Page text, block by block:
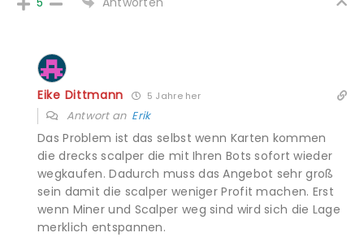
Eike Dittmann 5 Jahre her
Antwort an Erik
Das Problem ist das selbst wenn Karten kommen
die drecks scalper die mit Ihren Bots sofort wieder
wegkaufen. Dadurch muss das Angebot sehr groß
sein damit die scalper weniger Profit machen. Erst
wenn Miner und Scalper weg sind wird sich die Lage
merklich entspannen.